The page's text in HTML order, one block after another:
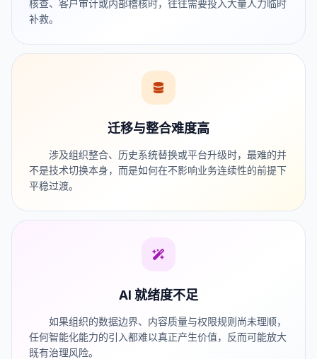
核查、客户审计或内部稽核时，往往需要投入大量人力临时
补救。
迁移与整合难度高
涉及组织整合、历史系统替换或平台升级时，最难的并
不是技术切换本身，而是如何在不影响业务连续性的前提下
平稳过渡。
AI 就绪度不足
如果组织的数据边界、内容质量与权限规则尚未理顺，
任何智能化能力的引入都难以真正产生价值，反而可能放大
既有治理风险。